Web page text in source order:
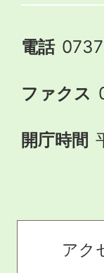
電話
ファクス
開庁時間
アク